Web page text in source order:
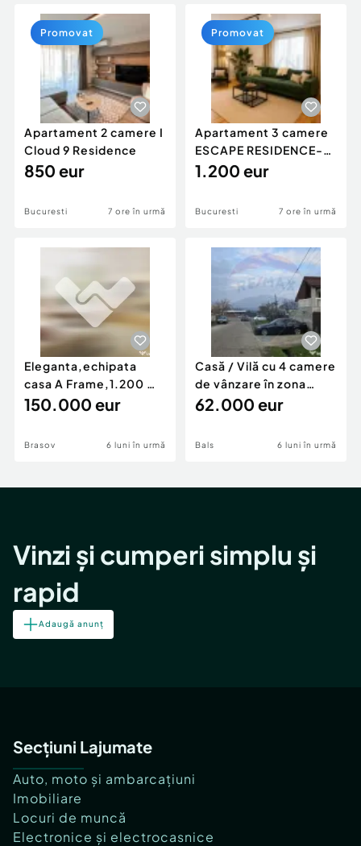
Servicii
Animale de companie
Afaceri și echipamente profesionale
Inchiriere Bunuri si Vehicule
Utilaje agricole si industriale
Piese auto si accesorii
Dacia Duster
Apartament 2 camere I
Cloud 9 Residence
850 eur
Bucuresti 7 ore în urmă
Promovat
Apartament 3 camere
ESCAPE RESIDENCE-
STRAULESTI
1.200 eur
Bucuresti 7 ore în urmă
Promovat
Eleganta,echipata
casa A Frame,1.200 mp
teren,deschidere Pia
150.000 eur
Brasov 6 luni în urmă
Casă / Vilă cu 4 camere
de vânzare în zona
Periferie
62.000 eur
Bals 6 luni în urmă
Vinzi și cumperi simplu și
rapid
Adaugă anunț
Secțiuni Lajumate
Auto, moto și ambarcațiuni
Imobiliare
Locuri de muncă
Electronice și electrocasnice